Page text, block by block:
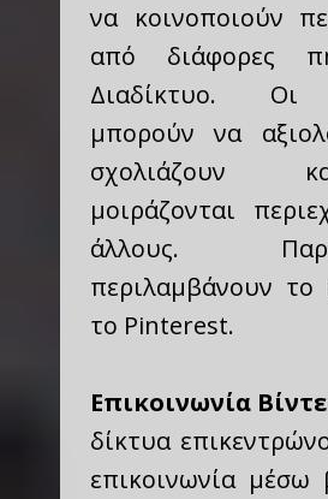
να κοινοποιούν
από διάφορες
Διαδίκτυο. Οι
μπορούν να
σχολιάζουν
μοιράζονται
άλλους.
περιλαμβάνουν το
το Pinterest.
Επικοινωνία
δίκτυα
επικοινωνία μέσω